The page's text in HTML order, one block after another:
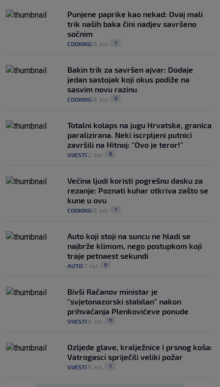
Punjene paprike kao nekad: Ovaj mali
trik naših baka čini nadjev savršeno
sočnim
COOKING 8. kol. 1
Bakin trik za savršen ajvar: Dodaje
jedan sastojak koji okus podiže na
sasvim novu razinu
COOKING 8. kol. 0
Totalni kolaps na jugu Hrvatske, granica
paralizirana. Neki iscrpljeni putnici
završili na Hitnoj: "Ovo je teror!"
VIJESTI 2. kol. 8
Većina ljudi koristi pogrešnu dasku za
rezanje: Poznati kuhar otkriva zašto se
kune u ovu
COOKING 8. kol. 1
Auto koji stoji na suncu ne hladi se
najbrže klimom, nego postupkom koji
traje petnaest sekundi
AUTO 7. kol. 0
Bivši Račanov ministar je
"svjetonazorski stabilan" nakon
prihvaćanja Plenkovićeve ponude
VIJESTI 8. kol. 11
Ozljede glave, kralježnice i prsnog koša:
Vatrogasci spriječili veliki požar
VIJESTI 8. kol. 1